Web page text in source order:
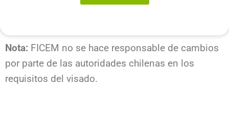
Nota: FICEM no se hace responsable de cambios
por parte de las autoridades chilenas en los
requisitos del visado.